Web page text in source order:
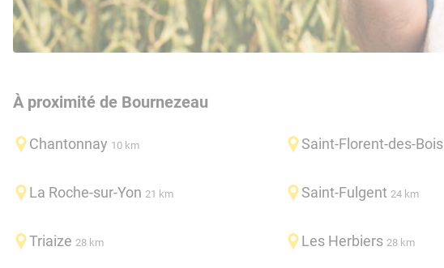
À proximité de Bournezeau
Chantonnay 10 km Saint-Florent-des-Bois
La Roche-sur-Yon 21 km Saint-Fulgent 24 km
Triaize 28 km Les Herbiers 28 km